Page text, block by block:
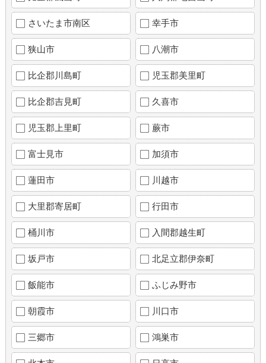
さいたま市南区 幸手市
狭山市 八潮市
比企郡川島町 児玉郡美里町
比企郡吉見町 久喜市
児玉郡上里町 蕨市
富士見市 加須市
蓮田市 川越市
大里郡寄居町 行田市
桶川市 入間郡越生町
坂戸市 北足立郡伊奈町
飯能市 ふじみ野市
朝霞市 川口市
三郷市 鴻巣市